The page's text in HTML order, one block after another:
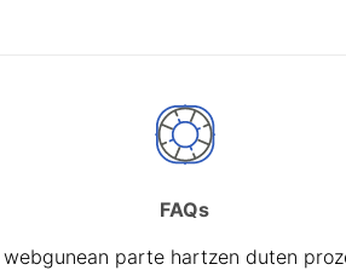
FAQs
parte hartzen duten